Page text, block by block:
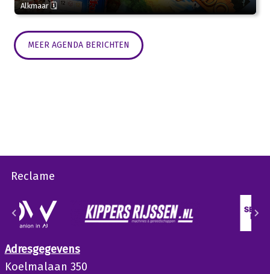
Alkmaar 🗓
MEER AGENDA BERICHTEN
Reclame
Adresgegevens
Koelmalaan 350